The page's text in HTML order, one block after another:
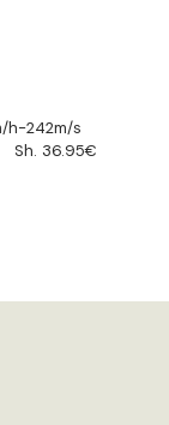
h-242m/s
Sh. 36.95€